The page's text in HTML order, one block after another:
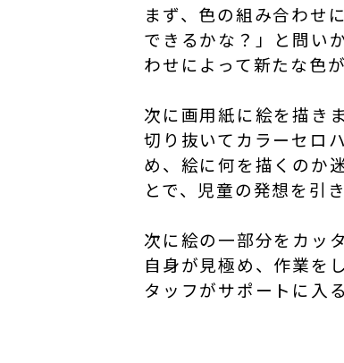
まず、色の組み合わせ
できるかな？」と問い
わせによって新たな色
次に画用紙に絵を描き
切り抜いてカラーセロ
め、絵に何を描くのか
とで、児童の発想を引
次に絵の一部分をカッ
自身が見極め、作業を
タッフがサポートに入